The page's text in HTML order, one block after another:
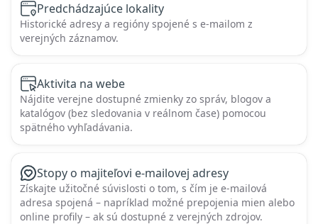
Predchádzajúce lokality
Historické adresy a regióny spojené s e-mailom z
verejných záznamov.
Aktivita na webe
Nájdite verejne dostupné zmienky zo správ, blogov a
katalógov (bez sledovania v reálnom čase) pomocou
spätného vyhľadávania.
Stopy o majiteľovi e-mailovej adresy
Získajte užitočné súvislosti o tom, s čím je e-mailová
adresa spojená – napríklad možné prepojenia mien alebo
online profily – ak sú dostupné z verejných zdrojov.